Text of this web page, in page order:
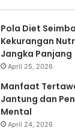
Pola Diet
Kekurangan
Jangka Panjang
April 25, 2026
Manfaat
Jantung dan
Mental
April 24, 2026